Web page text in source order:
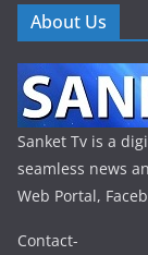
About Us
Sanket Tv is a
seamless news
Web Portal,
Contact-